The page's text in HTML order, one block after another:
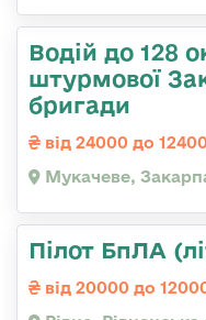
Водій до 128
штурмової
бригади
від 24000 до
Мукачеве,
Пілот БпЛА
від 20000 до